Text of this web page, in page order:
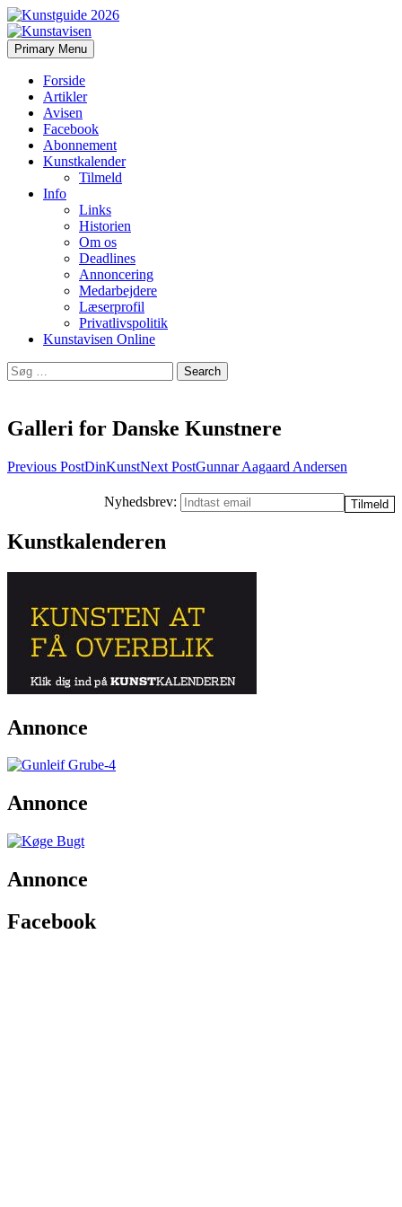
Kunstavisen
Search
Primary Menu Skip
to
Forside
Artikler
Avisen
Facebook
Abonnement
Kunstkalender
Tilmeld
Info
Links
Historien
Om os
Deadlines
Annoncering
Medarbejdere
Læserprofil
Privatlivspolitik
Kunstavisen Online
Search
for:
Galleri for Danske Kunstnere
Post
Previous PostDinKunstNext PostGunnar Aagaard Andersen
Nyhedsbrev:
Kunstkalenderen
Annonce
Annonce
Annonce
Facebook